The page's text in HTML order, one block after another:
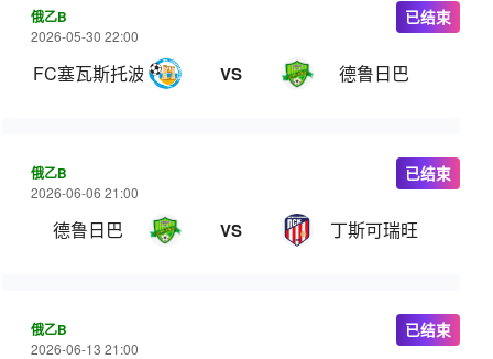
俄乙B
2026-05-30 22:00
FC塞瓦斯托波尔 VS 德鲁日巴
已结束
俄乙B
2026-06-06 21:00
德鲁日巴 VS 丁斯可瑞旺
已结束
俄乙B
2026-06-13 21:00
已结束